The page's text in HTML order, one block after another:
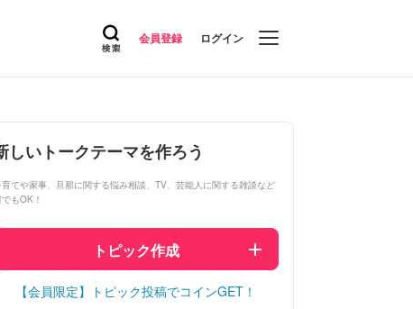
会員登録 ログイン
しいトークテーマを作ろう
てや家事、旦那に関する悩み相談、TV、芸能人に関する雑談など
もOK！
トピック作成
【会員限定】トピック投稿でコインGET！